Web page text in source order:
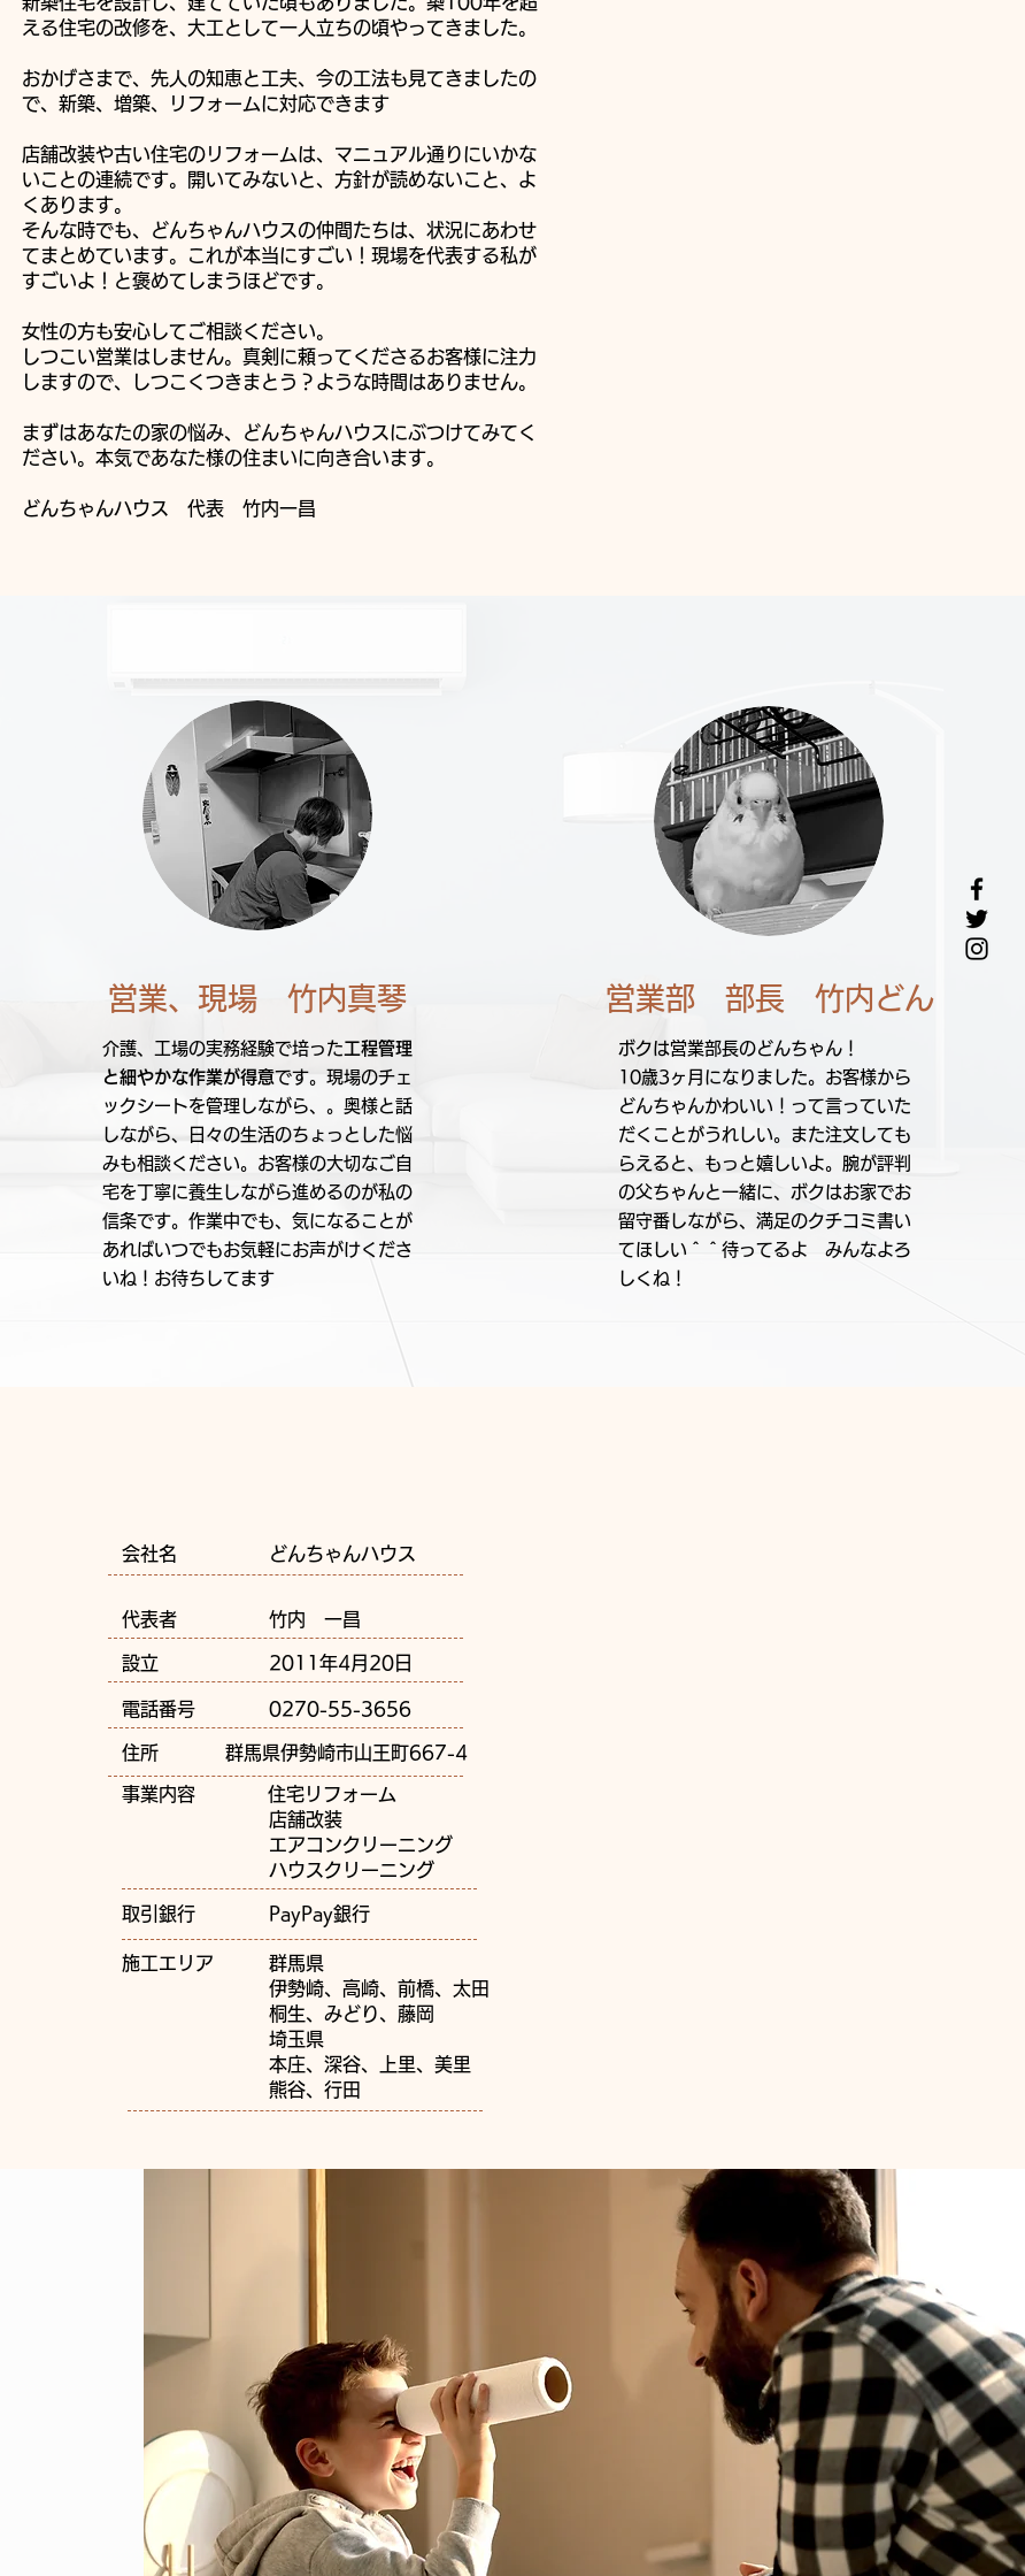
える住宅の改修を、大工として一人立ちの頃やってきました。
おかげさまで、先人の知恵と工夫、今の工法も見てきましたの
で、新築、増築、リフォームに対応できます
店舗改装や古い住宅のリフォームは、マニュアル通りにいかな
いことの連続です。開いてみないと、方針が読めないこと、よ
くあります。​
そんな時でも、どんちゃんハウスの仲間たちは、状況にあわせ
てまとめています。これが本当にすごい！現場を代表する私が
すごいよ！と褒めてしまうほどです。
女性の方も安心してご相談ください。
しつこい営業はしません。真剣に頼ってくださるお客様に注力
しますので、しつこくつきまとう？ような時間はありません。
まずはあなたの家の悩み、どんちゃんハウスにぶつけてみてく
ださい。本気であなた様の住まいに向き合います。
​どんちゃんハウス 代表 竹内一昌
営業、現場 竹内真琴
介護、工場の実務経験で培った工程管理
と細やかな作業が得意です。現場のチェ
ックシートを管理しながら、。奥様と話
しながら、日々の生活のちょっとした悩
みも相談ください。お客様の大切なご自
宅を丁寧に養生しながら進めるのが私の
信条です。作業中でも、気になることが
あればいつでもお気軽にお声がけくださ
いね！お待ちしてます
営業部 部長 竹内どん
ボクは営業部長のどんちゃん！
10歳3ヶ月になりました。お客様から
どんちゃんかわいい！って言っていた
だくことがうれしい。また注文しても
らえると、もっと嬉しいよ。腕が評判
の父ちゃんと一緒に、ボクはお家でお
留守番しながら、満足のクチコミ書い
てほしい＾＾待ってるよ みんなよろ
しくね！
​会社名 どんちゃんハウス
代表者 竹内 一昌
設立 2011年4月20日
電話番号 0270-55-3656
住所 群馬県伊勢崎市山王町667-4
事業内容 住宅リフォーム
店舗改装
エアコンクリーニング
ハウスクリーニング
​取引銀行 PayPay銀行
施工エリア 群馬県
伊勢崎、高崎、前橋、太田
桐生、みどり、藤岡
埼玉県
本庄、深谷、上里、美里
熊谷、行田